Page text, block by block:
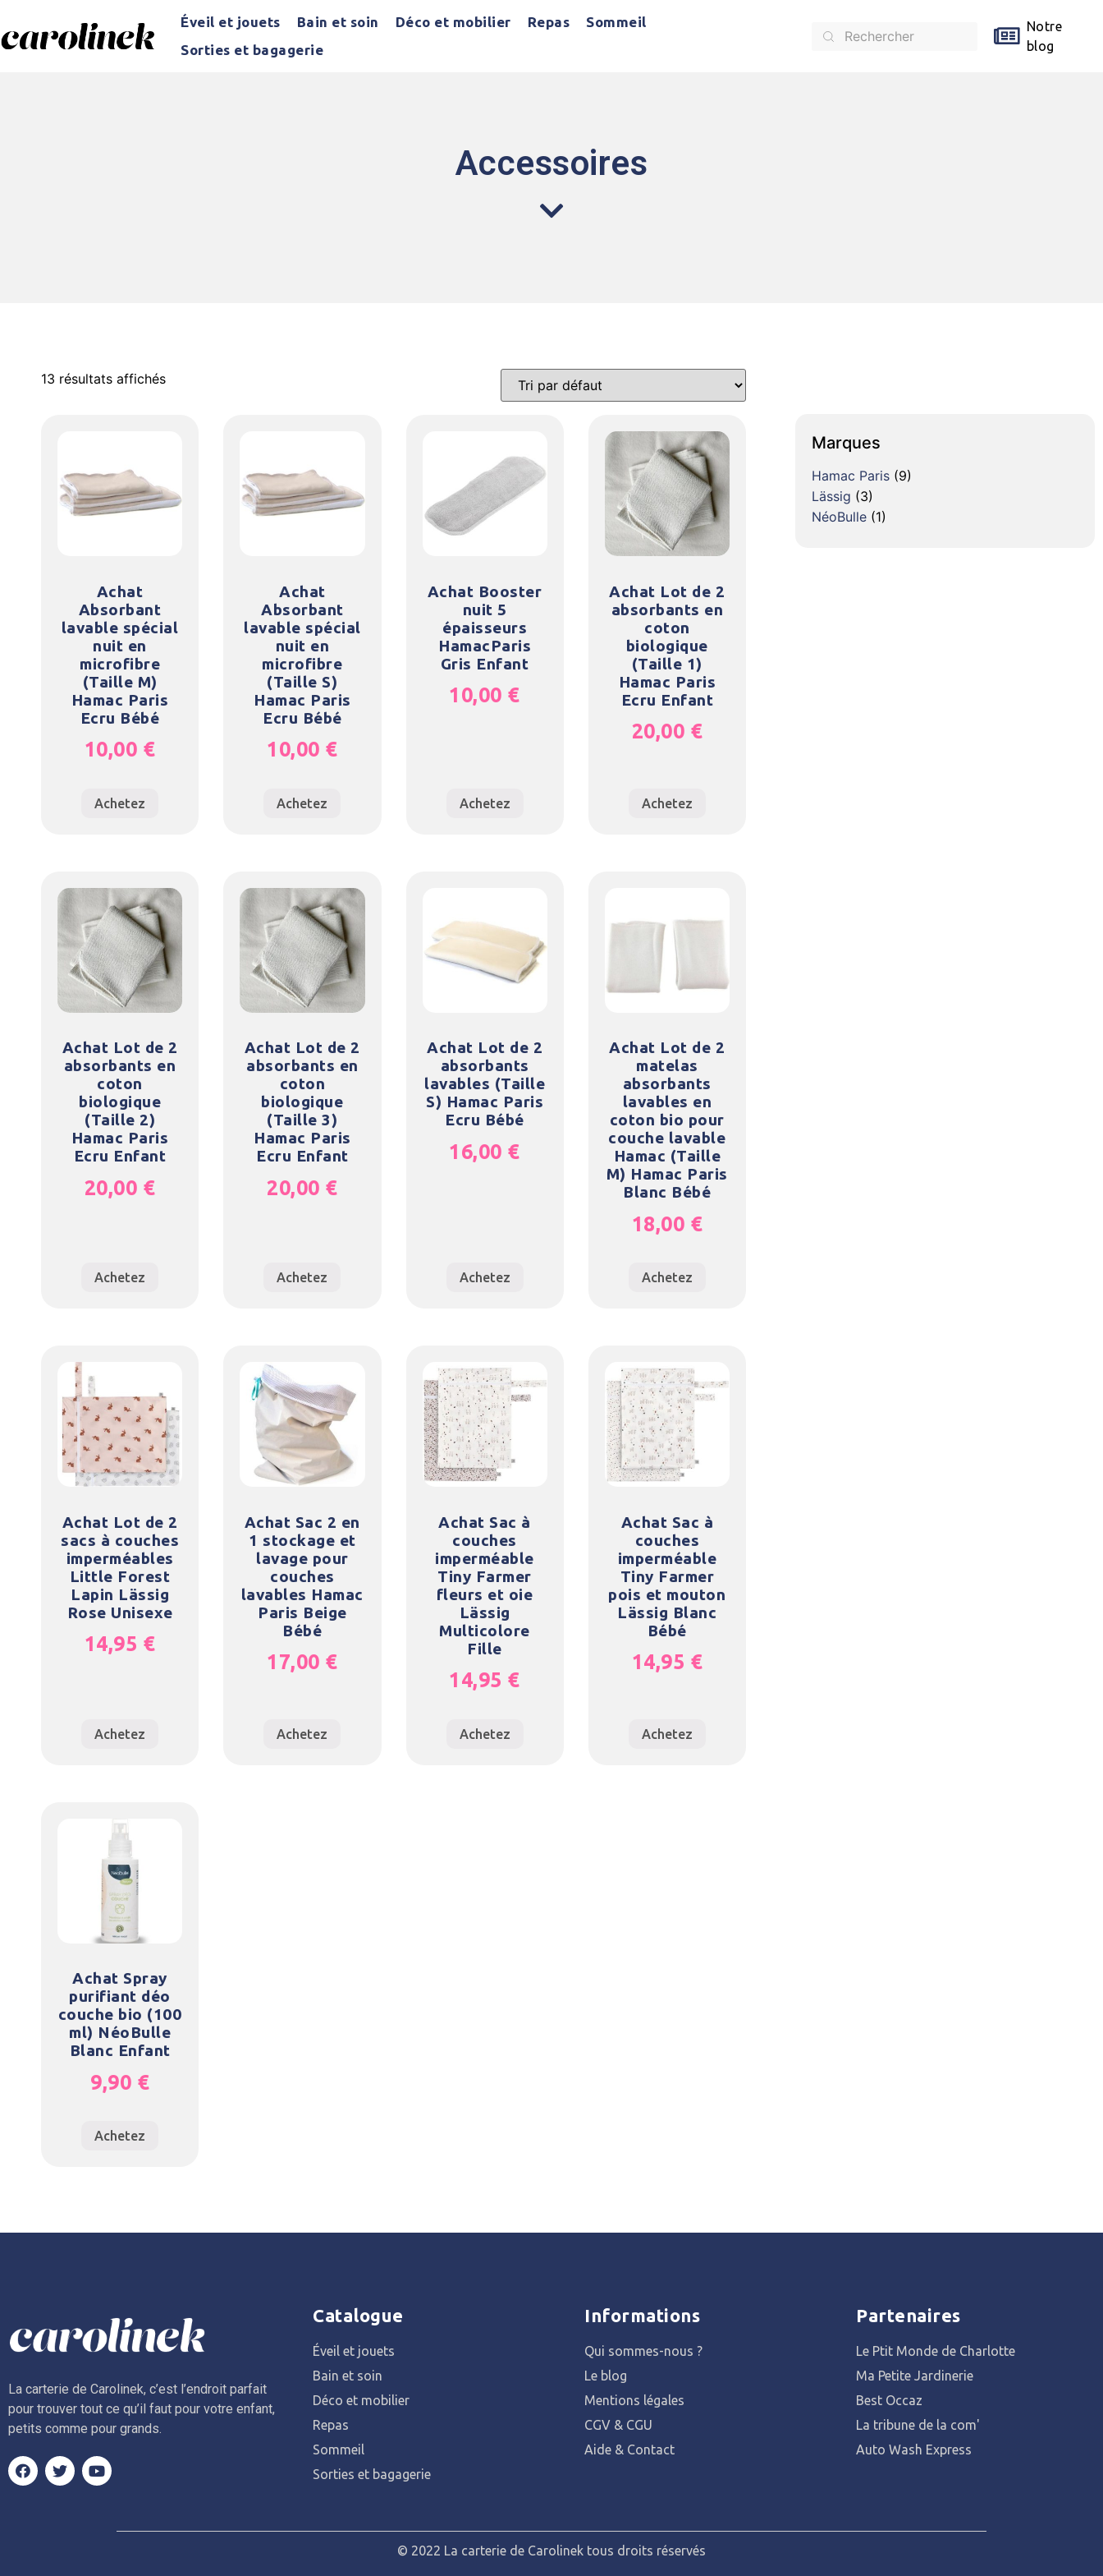
Éveil et jouets Bain et soin Déco et mobilier Repas
Sommeil
Sorties et bagagerie
Notre
blog
Accessoires
13 résultats affichés
Achat
Absorbant
lavable spécial
nuit en
microfibre
(Taille M)
Hamac Paris
Ecru Bébé
10,00 €
Achetez
Achat
Absorbant
lavable spécial
nuit en
microfibre
(Taille S)
Hamac Paris
Ecru Bébé
10,00 €
Achetez
Achat Booster
nuit 5
épaisseurs
HamacParis
Gris Enfant
10,00 €
Achetez
Achat Lot de 2
absorbants en
coton
biologique
(Taille 1)
Hamac Paris
Ecru Enfant
20,00 €
Achetez
Achat Lot de 2
absorbants en
coton
biologique
(Taille 2)
Hamac Paris
Ecru Enfant
20,00 €
Achetez
Achat Lot de 2
absorbants en
coton
biologique
(Taille 3)
Hamac Paris
Ecru Enfant
20,00 €
Achetez
Achat Lot de 2
absorbants
lavables (Taille
S) Hamac Paris
Ecru Bébé
16,00 €
Achetez
Achat Lot de 2
matelas
absorbants
lavables en
coton bio pour
couche lavable
Hamac (Taille
M) Hamac Paris
Blanc Bébé
18,00 €
Achetez
Achat Lot de 2
sacs à couches
imperméables
Little Forest
Lapin Lässig
Rose Unisexe
14,95 €
Achetez
Achat Sac 2 en
1 stockage et
lavage pour
couches
lavables Hamac
Paris Beige
Bébé
17,00 €
Achetez
Achat Sac à
couches
imperméable
Tiny Farmer
fleurs et oie
Lässig
Multicolore
Fille
14,95 €
Achetez
Achat Sac à
couches
imperméable
Tiny Farmer
pois et mouton
Lässig Blanc
Bébé
14,95 €
Achetez
Achat Spray
purifiant déo
couche bio (100
ml) NéoBulle
Blanc Enfant
9,90 €
Achetez
Marques
Hamac Paris (9)
Lässig (3)
NéoBulle (1)
La carterie de Carolinek, c’est l’endroit parfait
pour trouver tout ce qu’il faut pour votre enfant,
petits comme pour grands.
Catalogue
Éveil et jouets
Bain et soin
Déco et mobilier
Repas
Sommeil
Sorties et bagagerie
Informations
Qui sommes-nous ?
Le blog
Mentions légales
CGV & CGU
Aide & Contact
Partenaires
Le Ptit Monde de Charlotte
Ma Petite Jardinerie
Best Occaz
La tribune de la com'
Auto Wash Express
© 2022 La carterie de Carolinek tous droits réservés